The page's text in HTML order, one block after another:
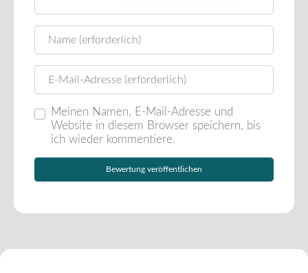
Name
E-Mail
Meinen Namen, E-Mail-Adresse und
Website in diesem Browser speichern, bis
ich wieder kommentiere.